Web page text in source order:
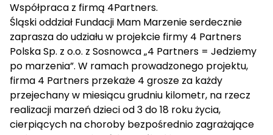
Współpraca z firmą 4Partners.
Śląski oddział Fundacji Mam Marzenie serdecznie
zaprasza do udziału w projekcie firmy 4 Partners
Polska Sp. z o.o. z Sosnowca „4 Partners = Jedziemy
po marzenia”. W ramach prowadzonego projektu,
firma 4 Partners przekaże 4 grosze za każdy
przejechany w miesiącu grudniu kilometr, na rzecz
realizacji marzeń dzieci od 3 do 18 roku życia,
cierpiących na choroby bezpośrednio zagrażające